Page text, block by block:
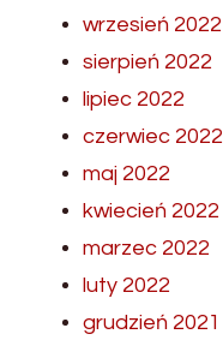
wrzesień 2022
sierpień 2022
lipiec 2022
czerwiec 2022
maj 2022
kwiecień 2022
marzec 2022
luty 2022
grudzień 2021